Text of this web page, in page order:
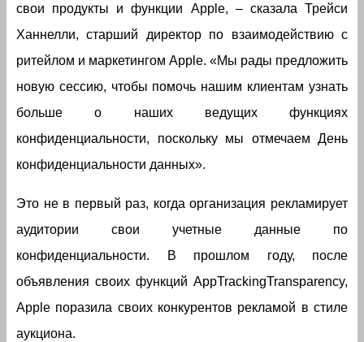
свои продукты и функции Apple, – сказала Трейси
Ханнелли, старший директор по взаимодействию с
ритейлом и маркетингом Apple. «Мы рады предложить
новую сессию, чтобы помочь нашим клиентам узнать
больше о наших ведущих функциях
конфиденциальности, поскольку мы отмечаем День
конфиденциальности данных».
Это не в первый раз, когда организация рекламирует
аудитории свои учетные данные по
конфиденциальности. В прошлом году, после
объявления своих функций AppTrackingTransparency,
Apple поразила своих конкурентов рекламой в стиле
аукциона.